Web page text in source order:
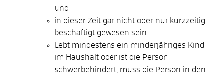
und
in dieser Zeit gar nicht oder nur kurzzeitig
beschäftigt gewesen sein.
Lebt mindestens ein minderjähriges Kind
im Haushalt oder ist die Person
schwerbehindert, muss die Person in den